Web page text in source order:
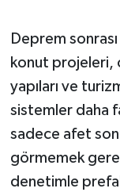
Deprem
konut projeleri,
yapıları ve
sistemler daha
sadece afet
görmemek
denetimle